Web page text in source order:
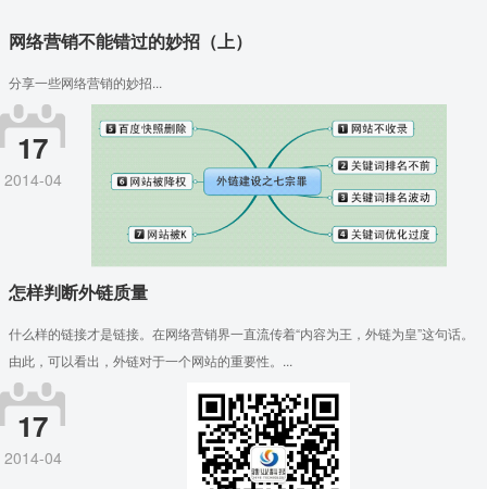
网络营销不能错过的妙招（上）
分享一些网络营销的妙招...
17
2014-04
怎样判断外链质量
什么样的链接才是链接。在网络营销界一直流传着“内容为王，外链为皇”这句话。
由此，可以看出，外链对于一个网站的重要性。...
17
2014-04